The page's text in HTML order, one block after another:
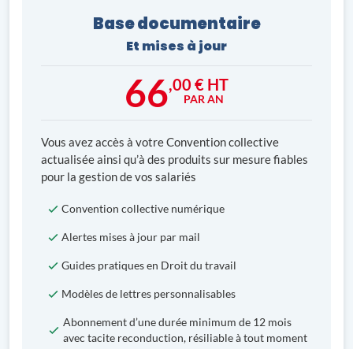
Base documentaire
Et mises à jour
66,00 € HT
PAR AN
Vous avez accès à votre Convention collective
actualisée ainsi qu’à des produits sur mesure fiables
pour la gestion de vos salariés
Convention collective numérique
Alertes mises à jour par mail
Guides pratiques en Droit du travail
Modèles de lettres personnalisables
Abonnement d’une durée minimum de 12 mois
avec tacite reconduction, résiliable à tout moment